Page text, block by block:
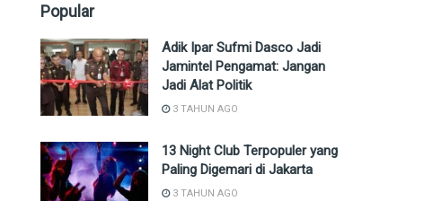
Popular
Adik Ipar Sufmi Dasco Jadi
Jamintel Pengamat: Jangan
Jadi Alat Politik
3 TAHUN AGO
13 Night Club Terpopuler yang
Paling Digemari di Jakarta
3 TAHUN AGO